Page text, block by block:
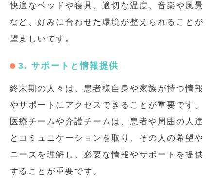
快適なベッドや寝具、適切な温度、音楽や風景
など、好みに合わせた環境が整えられることが
望ましいです。
3. サポートと情報提供
終末期の人々は、患者様自身や家族が持つ情報
やサポートにアクセスできることが重要です。
医療チームや介護チームは、患者や周囲の人達
とコミュニケーションを取り、その人の希望や
ニーズを理解し、必要な情報やサポートを提供
することが重要です。